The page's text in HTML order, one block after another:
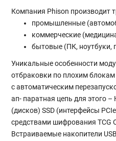
Компания Phison производит
промышленные
коммерческие
бытовые (ПК, ноутбуки,
Уникальные особенности
отбраковки по плохим блокам
с автоматическим
ап- паратная цепь для этого
(дисков) SSD (интерфейсы
средствами шифрования TCG
Встраиваемые накопители